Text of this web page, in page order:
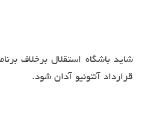
شاید باشگاه استقلال برخلاف
قرارداد آنتونیو آدان شود.